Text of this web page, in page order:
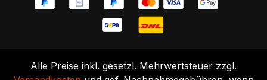
Alle Preise inkl. gesetzl. Mehrwertsteuer zzgl.